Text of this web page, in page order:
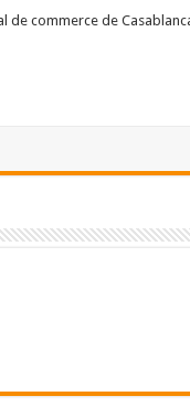
de commerce de